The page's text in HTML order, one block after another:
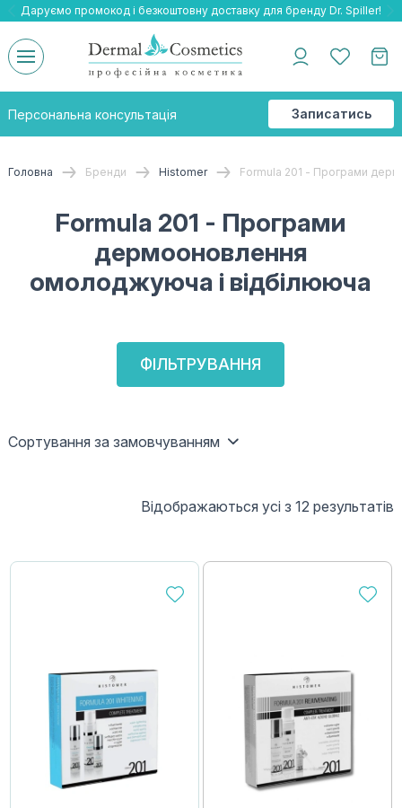
Даруємо безкоштовну доставку та подарнки до бренду Braderm!
-25% на весь бренд HOLY LAND!
Даруємо промокод і безкоштовну доставку для бренду Dr. Spiller!
Персональна консультація
Записатись
на
Головна Бренди Histomer Formula 201 - Програми
Formula 201 - Програми
дермооновлення
омолоджуюча і відбілююча
ФІЛЬТРУВАННЯ
Сортування за замовчуванням
Відображаються усі з 12 результатів